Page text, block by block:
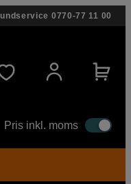
0770-77 11 00
Pris inkl. moms